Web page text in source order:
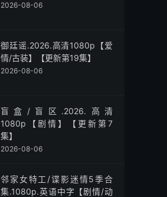
2026-08-06
御廷谣.2026.高清1080p【爱
情/古装】【更新第19集】
2026-08-06
盲盒/盲区.2026.高清
1080p【剧情】【更新第7
集】
2026-08-06
邻家女特工/谍影迷情5季合
集.1080p.英语中字【剧情/动